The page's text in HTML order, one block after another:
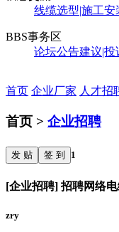
线缆选型|施工安
BBS事务区
论坛公告建议|投
首页 企业厂家 人才招
首页 > 企业招聘
发 贴 签 到 1
[企业招聘] 招聘网络
zry